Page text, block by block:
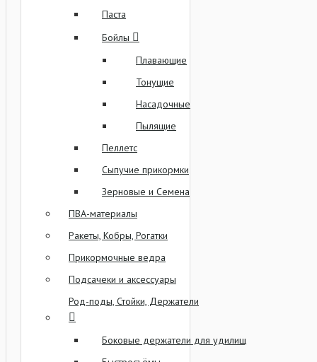
Паста
Бойлы
Плавающие
Тонущие
Насадочные
Пылящие
Пеллетс
Сыпучие прикормки
Зерновые и Семена
ПВА-материалы
Ракеты, Кобры, Рогатки
Прикормочные ведра
Подсачеки и аксессуары
Род-поды, Стойки, Держатели
Боковые держатели для удилищ